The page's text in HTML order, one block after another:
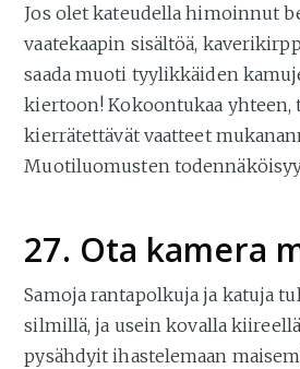
Jos olet kateudella himoinnut
vaatekaapin sisältöä,
saada muoti tyylikkäiden
kiertoon! Kokoontukaa yhteen,
kierrätettävät vaatteet
Muotiluomusten
27. Ota kamera
Samoja rantapolkuja ja katuja
silmillä, ja usein kovalla
pysähdyit ihastelemaan